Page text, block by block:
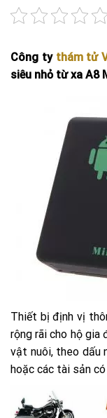
Công ty thám tử
siêu nhỏ từ xa A8
Thiết bị định vị
rộng rãi cho hộ gia
vật nuôi, theo dấu
hoặc các tài sản